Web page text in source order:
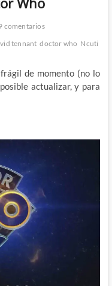
comentarios
tennant doctor who Ncuti
de momento (no lo
actualizar, y para